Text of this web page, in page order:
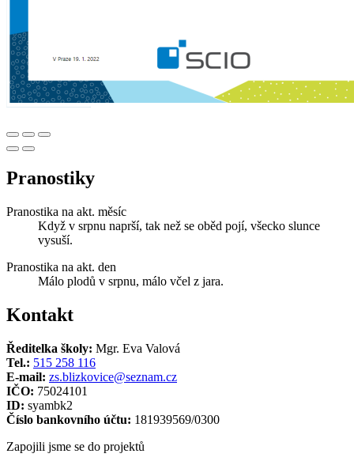
Pranostiky
Pranostika na akt. měsíc
Když v srpnu naprší, tak než se oběd pojí, všecko slunce
vysuší.
Pranostika na akt. den
Málo plodů v srpnu, málo včel z jara.
Kontakt
Ředitelka školy: Mgr. Eva Valová
Tel.: 515 258 116
E-mail: zs.blizkovice@seznam.cz
IČO: 75024101
ID: syambk2
Číslo bankovního účtu: 181939569/0300
Zapojili jsme se do projektů